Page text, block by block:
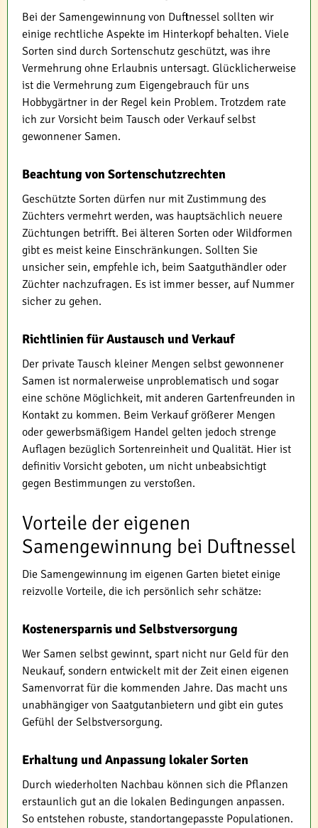
Bei der Samengewinnung von Duftnessel sollten wir
einige rechtliche Aspekte im Hinterkopf behalten. Viele
Sorten sind durch Sortenschutz geschützt, was ihre
Vermehrung ohne Erlaubnis untersagt. Glücklicherweise
ist die Vermehrung zum Eigengebrauch für uns
Hobbygärtner in der Regel kein Problem. Trotzdem rate
ich zur Vorsicht beim Tausch oder Verkauf selbst
gewonnener Samen.
Beachtung von Sortenschutzrechten
Geschützte Sorten dürfen nur mit Zustimmung des
Züchters vermehrt werden, was hauptsächlich neuere
Züchtungen betrifft. Bei älteren Sorten oder Wildformen
gibt es meist keine Einschränkungen. Sollten Sie
unsicher sein, empfehle ich, beim Saatguthändler oder
Züchter nachzufragen. Es ist immer besser, auf Nummer
sicher zu gehen.
Richtlinien für Austausch und Verkauf
Der private Tausch kleiner Mengen selbst gewonnener
Samen ist normalerweise unproblematisch und sogar
eine schöne Möglichkeit, mit anderen Gartenfreunden in
Kontakt zu kommen. Beim Verkauf größerer Mengen
oder gewerbsmäßigem Handel gelten jedoch strenge
Auflagen bezüglich Sortenreinheit und Qualität. Hier ist
definitiv Vorsicht geboten, um nicht unbeabsichtigt
gegen Bestimmungen zu verstoßen.
Vorteile der eigenen
Samengewinnung bei Duftnessel
Die Samengewinnung im eigenen Garten bietet einige
reizvolle Vorteile, die ich persönlich sehr schätze:
Kostenersparnis und Selbstversorgung
Wer Samen selbst gewinnt, spart nicht nur Geld für den
Neukauf, sondern entwickelt mit der Zeit einen eigenen
Samenvorrat für die kommenden Jahre. Das macht uns
unabhängiger von Saatgutanbietern und gibt ein gutes
Gefühl der Selbstversorgung.
Erhaltung und Anpassung lokaler Sorten
Durch wiederholten Nachbau können sich die Pflanzen
erstaunlich gut an die lokalen Bedingungen anpassen.
So entstehen robuste, standortangepasste Populationen.